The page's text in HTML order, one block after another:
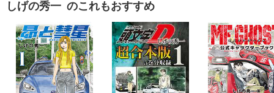
しげの秀一 のこれもおすすめ